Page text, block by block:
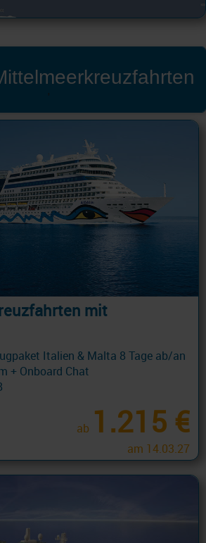
'
mit
Italien & Malta 8 Tage ab/an
+ Onboard Chat
ab 1.215 €
am 14.03.27